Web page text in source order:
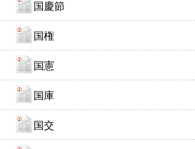
国慶節
国権
国憲
国庫
国交